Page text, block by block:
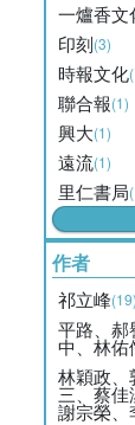
一爐香文
印刻(3)
時報文化
聯合報(1)
興大(1)
遠流(1)
里仁書局
作者
祁立峰(19)
平路、郝
中、林佑
林穎政、
三、蔡
謝宗榮、